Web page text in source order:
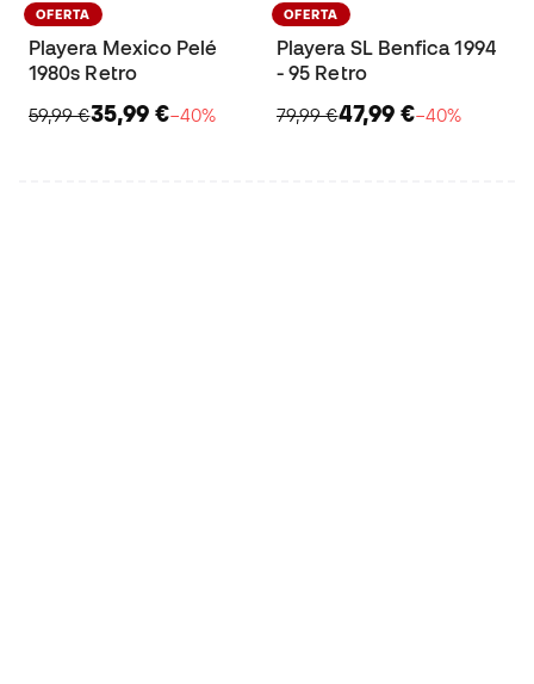
OFERTA
Playera Mexico Pelé
1980s Retro
59,99 €35,99 €−40%
OFERTA
Playera SL Benfica 1994
- 95 Retro
79,99 €47,99 €−40%